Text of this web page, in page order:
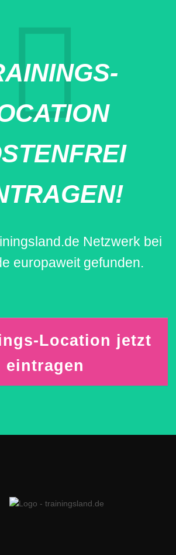
Netzwerk bei
europaweit gefunden.
Location jetzt
eintragen